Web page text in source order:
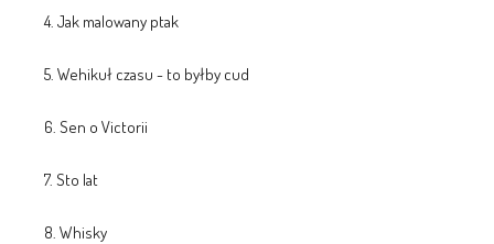
4. Jak malowany ptak
5. Wehikuł czasu - to byłby cud
6. Sen o Victorii
7. Sto lat
8. Whisky